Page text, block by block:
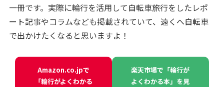
一冊です。実際に輪行を活用して自転車旅行をしたレポ
ート記事やコラムなども掲載されていて、遠くへ自転車
で出かけたくなると思いますよ！
Amazon.co.jpで
「輪行がよくわかる
楽天市場で「輪行が
よくわかる本」を見